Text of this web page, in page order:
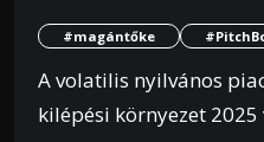
#magántőke
A volatilis nyilvános
kilépési környezet 2025